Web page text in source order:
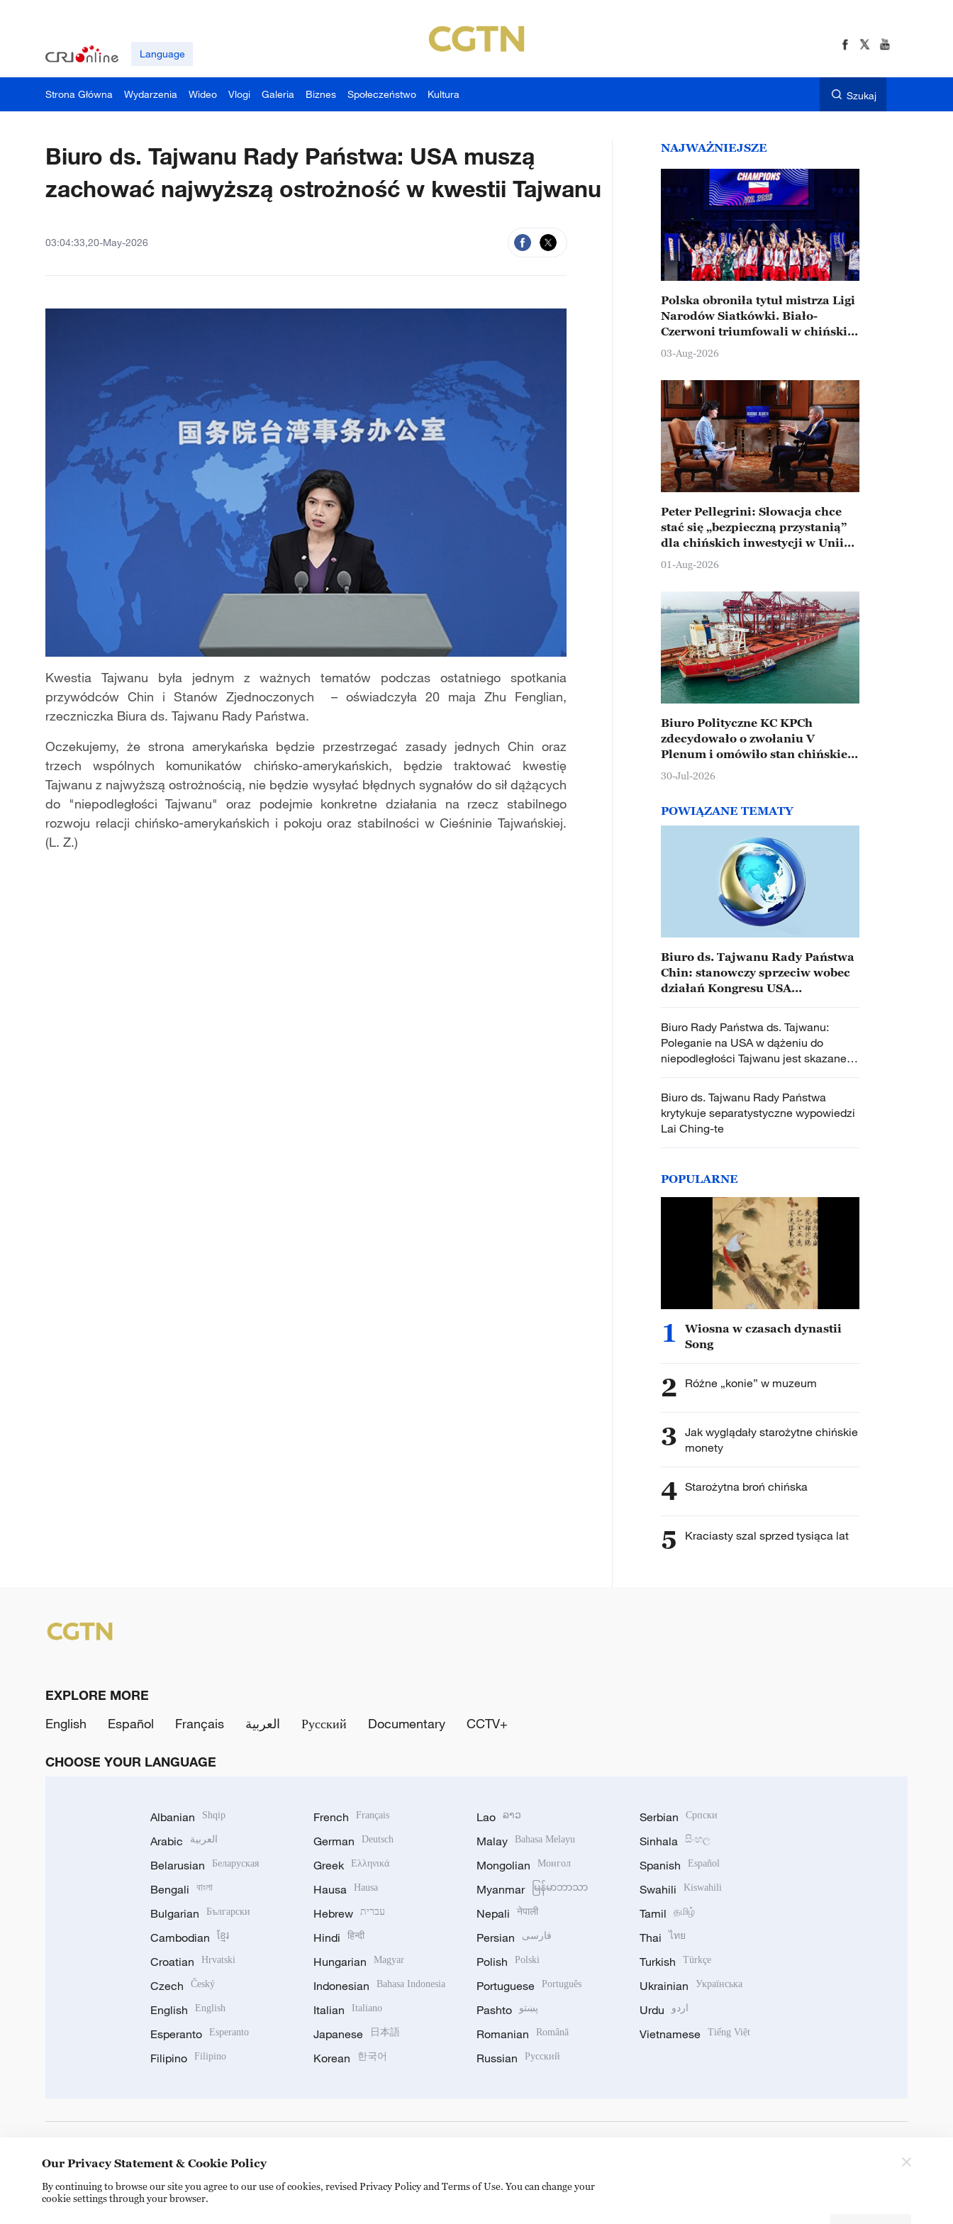
Language
Strona Główna Wydarzenia Wideo Vlogi Galeria Biznes Społeczeństwo Kultura Szukaj
Biuro ds. Tajwanu Rady Państwa: USA muszą
zachować najwyższą ostrożność w kwestii Tajwanu
03:04:33,20-May-2026
Kwestia Tajwanu była jednym z ważnych tematów podczas ostatniego spotkania
przywódców Chin i Stanów Zjednoczonych – oświadczyła 20 maja Zhu Fenglian,
rzeczniczka Biura ds. Tajwanu Rady Państwa.
Oczekujemy, że strona amerykańska będzie przestrzegać zasady jednych Chin oraz
trzech wspólnych komunikatów chińsko-amerykańskich, będzie traktować kwestię
Tajwanu z najwyższą ostrożnością, nie będzie wysyłać błędnych sygnałów do sił dążących
do "niepodległości Tajwanu" oraz podejmie konkretne działania na rzecz stabilnego
rozwoju relacji chińsko-amerykańskich i pokoju oraz stabilności w Cieśninie Tajwańskiej.
(L. Z.)
NAJWAŻNIEJSZE
Polska obroniła tytuł mistrza Ligi
Narodów Siatkówki. Biało-
Czerwoni triumfowali w chińskim
Ningbo
03-Aug-2026
Peter Pellegrini: Słowacja chce
stać się „bezpieczną przystanią”
dla chińskich inwestycji w Unii
Europejskiej
01-Aug-2026
Biuro Polityczne KC KPCh
zdecydowało o zwołaniu V
Plenum i omówiło stan chińskiej
gospodarki
30-Jul-2026
POWIĄZANE TEMATY
Biuro ds. Tajwanu Rady Państwa
Chin: stanowczy sprzeciw wobec
działań Kongresu USA
Biuro Rady Państwa ds. Tajwanu:
Poleganie na USA w dążeniu do
niepodległości Tajwanu jest skazane
na porażkę
Biuro ds. Tajwanu Rady Państwa
krytykuje separatystyczne wypowiedzi
Lai Ching-te
POPULARNE
1
Wiosna w czasach dynastii
Song
2 Różne „konie” w muzeum
3 Jak wyglądały starożytne chińskie
monety
4 Starożytna broń chińska
5 Kraciasty szal sprzed tysiąca lat
EXPLORE MORE
English
Español Français العربية Русский Documentary CCTV+
CHOOSE YOUR LANGUAGE
Albanian Shqip
Arabic العربية
Belarusian Беларуская
Bengali বাংলা
Bulgarian Български
Cambodian ខ្មែរ
Croatian Hrvatski
Czech Český
English English
Esperanto Esperanto
Filipino Filipino
French Français
German Deutsch
Greek Ελληνικά
Hausa Hausa
Hebrew עברית
Hindi हिन्दी
Hungarian Magyar
Indonesian Bahasa Indonesia
Italian Italiano
Japanese 日本語
Korean 한국어
Lao ລາວ
Malay Bahasa Melayu
Mongolian Монгол
Myanmar မြန်မာဘာသာ
Nepali नेपाली
Persian فارسی
Polish Polski
Portuguese Português
Pashto پښتو
Romanian Română
Russian Русский
Serbian Српски
Sinhala සිංහල
Spanish Español
Swahili Kiswahili
Tamil தமிழ்
Thai ไทย
Turkish Türkçe
Ukrainian Українська
Urdu اردو
Vietnamese Tiếng Việt
Our Privacy Statement & Cookie Policy
By continuing to browse our site you agree to our use of cookies, revised Privacy Policy and Terms of Use. You can change your
cookie settings through your browser.